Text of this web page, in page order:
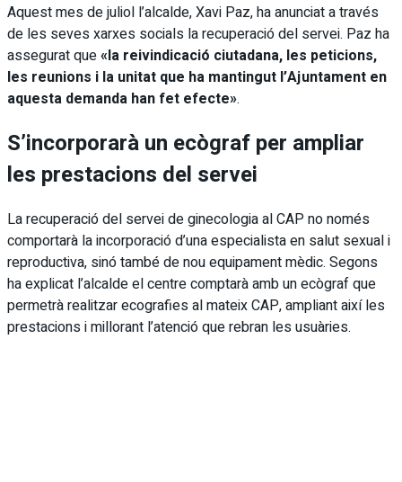
Aquest mes de juliol l’alcalde, Xavi Paz, ha anunciat a través
de les seves xarxes socials la recuperació del servei. Paz ha
assegurat que«la reivindicació ciutadana, les peticions,
les reunions i la unitat que ha mantingut l’Ajuntament en
aquesta demanda han fet efecte».
S’incorporarà un ecògraf per ampliar
les prestacions del servei
La recuperació del servei de ginecologia al CAP no només
comportarà la incorporació d’una especialista en salut sexual i
reproductiva, sinó també de nou equipament mèdic. Segons
ha explicat l’alcalde el centre comptarà amb un ecògraf que
permetrà realitzar ecografies al mateix CAP, ampliant així les
prestacions i millorant l’atenció que rebran les usuàries.